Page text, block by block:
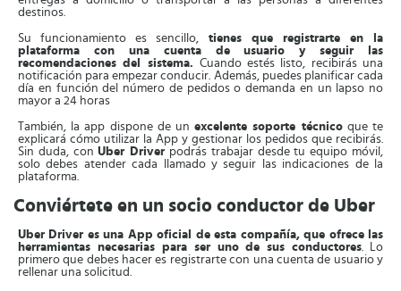
destinos.
Su funcionamiento es sencillo, tienes que registrarte en la
plataforma con una cuenta de usuario y seguir las
recomendaciones del sistema. Cuando estés listo, recibirás una
notificación para empezar conducir. Además, puedes planificar cada
día en función del número de pedidos o demanda en un lapso no
mayor a 24 horas
También, la app dispone de unexcelente soporte técnicoque te
explicará cómo utilizar la App y gestionar los pedidos que recibirás.
Sin duda, conUber Driver podrás trabajar desde tu equipo móvil,
solo debes atender cada llamado y seguir las indicaciones de la
plataforma.
Conviértete en un socio conductor de Uber
Uber Driver es una App oficial de esta compañía, que ofrece las
herramientas necesarias para ser uno de sus conductores. Lo
primero que debes hacer es registrarte con una cuenta de usuario y
rellenar una solicitud.